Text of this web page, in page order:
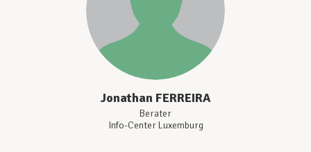
Jonathan FERREIRA
Berater
Info-Center Luxemburg